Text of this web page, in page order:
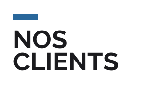
NOS
CLIENTS